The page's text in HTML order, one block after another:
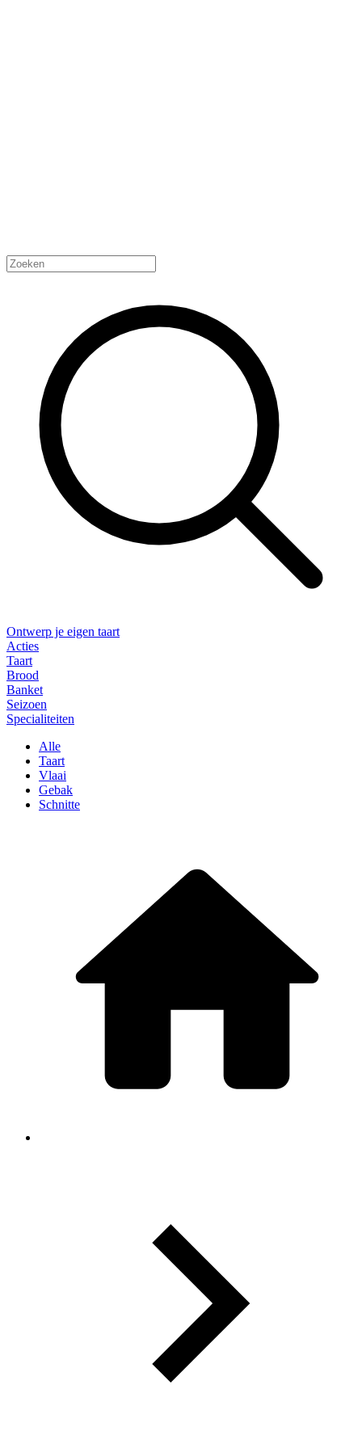
Ontwerp je eigen taart
Acties
Taart
Brood
Banket
Seizoen
Specialiteiten
Alle
Taart
Vlaai
Gebak
Schnitte